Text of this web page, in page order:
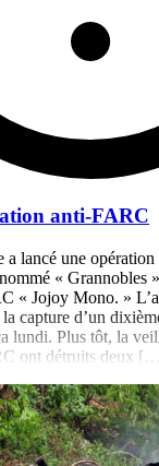
anti-FARC
a lancé une
« Grannobles
« Jojoy Mono. »
capture d’un
lundi. Plus tôt, la
ont détruits deux